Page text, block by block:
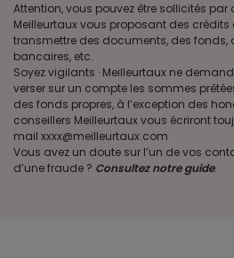
Attention, vous pouvez être sollicités par
Meilleurtaux vous proposant des
transmettre des documents, des fonds,
bancaires, etc.
Soyez vigilants · Meilleurtaux ne
verser sur un compte les sommes
des fonds propres, à l’exception des
conseillers Meilleurtaux vous écriront
mail xxxx@meilleurtaux.com
Vous avez un doute sur l’un de vos
d’une fraude ? Consultez notre guide.